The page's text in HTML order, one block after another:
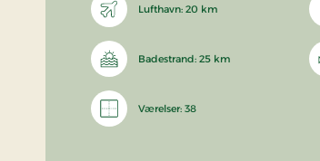
Lufthavn: 20 km
Badestrand: 25 km
Værelser: 38